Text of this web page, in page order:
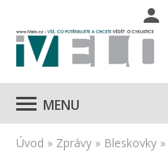
MENU
Úvod » Zprávy » Bleskovky »